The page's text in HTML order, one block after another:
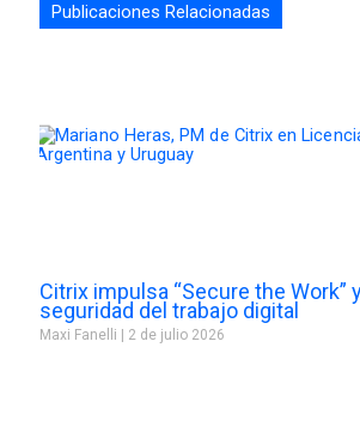
Publicaciones Relacionadas
Citrix impulsa “Secure the Work”
seguridad del trabajo digital
Maxi Fanelli 2 de julio 2026